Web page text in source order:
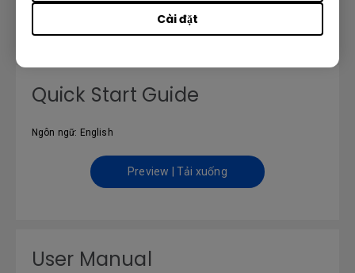
Cài đặt
Preview | Tải xuống
Quick Start Guide
Ngôn ngữ: English
Preview | Tải xuống
User Manual